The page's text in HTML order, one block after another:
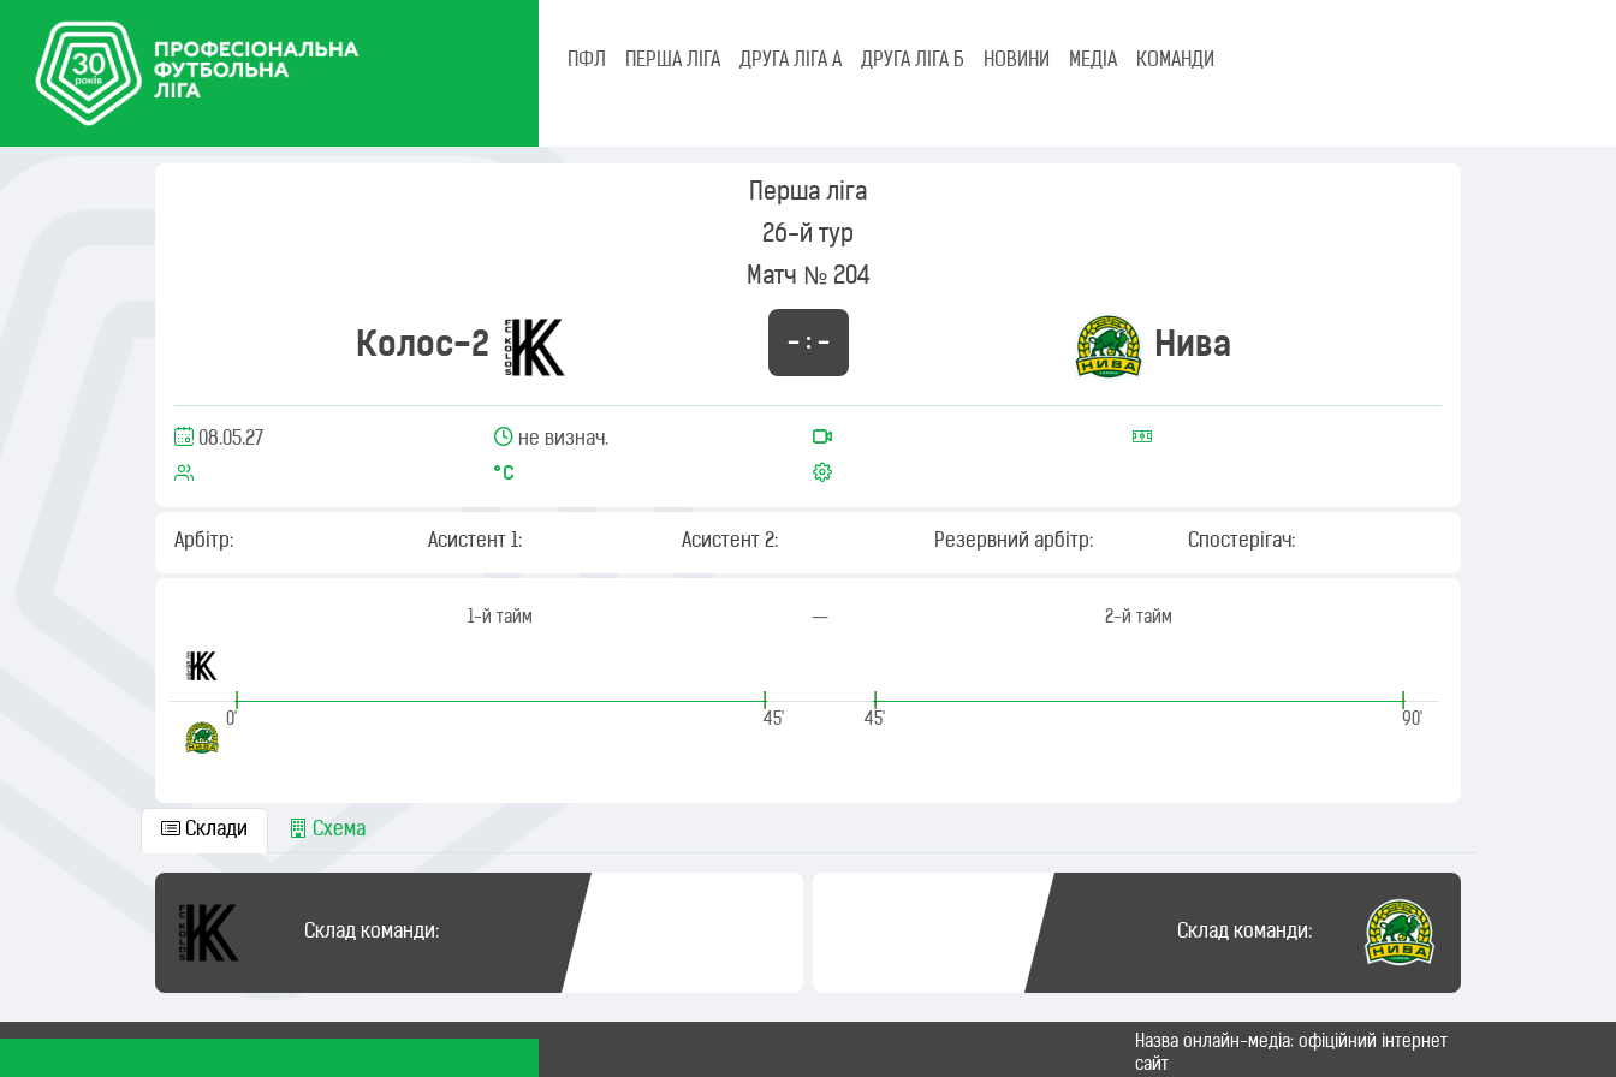
ПФЛ ПЕРША ЛІГА ДРУГА ЛІГА А ДРУГА ЛІГА Б НОВИНИ МЕДІА КОМАНДИ
Перша ліга
26-й тур
Матч № 204
Колос-2 – : – Нива
08.05.27 не визнач.
Арбітр: Асистент 1: Асистент 2: Резервний арбітр: Спостерігач:
1-й тайм
|
0'
|
45'
— 2-й тайм
|
45'
|
90'
Склади Схема
Склад команди: Склад команди:
Назва онлайн-медіа: офіційний інтернет
сайт